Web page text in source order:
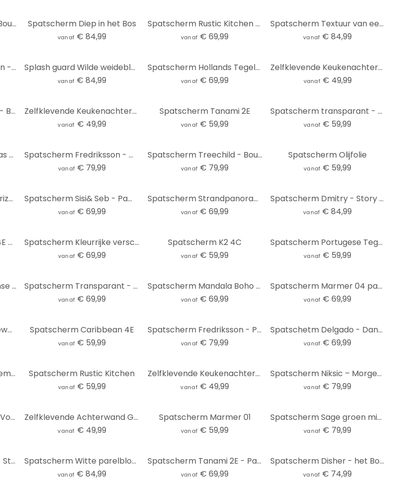
Spatscherm Treechild - Bouquet of Flowers Spatscherm Diep in het Bos
vanaf € 84,99
Spatscherm Rustic Kitchen - Panorama
vanaf € 69,99
Spatscherm Textuur van een beige stenen muur - Pictufy Studio - Panorama
vanaf € 84,99
Spatscherm Marthinussen - Noorderlicht Splash guard Wilde weidebloemen in het zonlicht - Talen - Panorama
vanaf € 84,99
Spatscherm Hollands Tegeltje 01 - Panorama
vanaf € 69,99
Zelfklevende Keukenachterwand Mistig Bos
vanaf € 49,99
Spatscherm Fredriksson - Black & Grey Hexagons Zelfklevende Keukenachterwand with Love from Morocco
vanaf € 49,99
Spatscherm Tanami 2E
vanaf € 59,99
Spatscherm transparant - Olijfolie
vanaf € 59,99
Spatscherm Frutos Vargas - Vier Elementen - Panorama Spatscherm Fredriksson - Gold & Copper Hexagons
vanaf € 79,99
Spatscherm Treechild - Bouquet of Flowers
vanaf € 79,99
Spatscherm Olijfolie
vanaf € 59,99
Spatscherm Abstract horizon in limoengroen - Schmucker Spatscherm Sisi& Seb - Pampas
vanaf € 69,99
Spatscherm Strandpanorama
vanaf € 69,99
Spatscherm Dmitry - Story of a Waterdrop - Panorama
vanaf € 84,99
Spatscherm Caribbean 4E - Panorama Spatscherm Kleurrijke verscheidenheid aan kruiden - Panorama
vanaf € 69,99
Spatscherm K2 4C
vanaf € 59,99
Spatscherm Portugese Tegeltjes
vanaf € 59,99
Spatscherm Mediterraanse Muur - Panorama Spatscherm Transparant - Secret Ingredient
vanaf € 69,99
Spatscherm Mandala Boho goud-groen - Bloomery Decor
vanaf € 69,99
Spatscherm Marmer 04 panorama
vanaf € 69,99
Spatscherm Italian Stonewall - Panorama
Spatscherm Caribbean 4E
vanaf € 59,99
Spatscherm Fredriksson - Pink & Gold - panorama
vanaf € 79,99
Spatschetm Delgado - Dandelions
vanaf € 69,99
Spatscherm Paardenbloem - Panorama Spatscherm Rustic Kitchen
vanaf € 59,99
Zelfklevende Keukenachterwand natuursteen muur
vanaf € 49,99
Spatscherm Niksic – Morgendauw
vanaf € 79,99
Spatscherm Ontwakend Voorjaar Zelfklevende Achterwand Geillustreerde Veldbloemen
vanaf € 49,99
Spatscherm Marmer 01
vanaf € 59,99
Spatscherm Sage groen mistlicht - Schmucker - Panorama
vanaf € 79,99
Spatscherm Zahirimehr - Story of a Waterdrop - panorama Spatscherm Witte parelbloemen - Grande
vanaf € 84,99
Spatscherm Tanami 2E - Panorama
vanaf € 69,99
Spatscherm Disher - het Boeket
vanaf € 74,99